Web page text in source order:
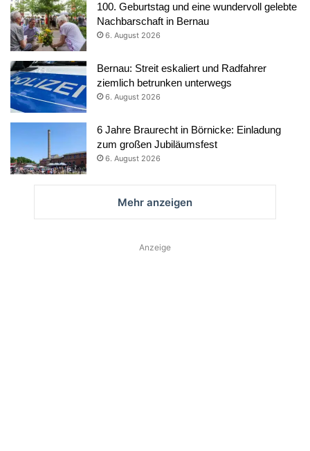
100. Geburtstag und eine wundervoll gelebte
Nachbarschaft in Bernau
6. August 2026
Bernau: Streit eskaliert und Radfahrer
ziemlich betrunken unterwegs
6. August 2026
6 Jahre Braurecht in Börnicke: Einladung
zum großen Jubiläumsfest
6. August 2026
Mehr anzeigen
Anzeige